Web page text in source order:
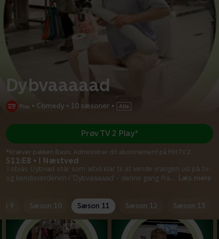
Dybvaaaaad
• Comedy • 10 sæsoner •
S11:E8 • I Næstved
Tobias Dybvad står som altid klar til at vende vrangen ud på tv-
og kendisverdenen i 'Dybvaaaaad' - denne gang fra
Læs mere
Prøv TV 2 Play*
*Kræver pakken Basis. Administrer dit abonnement på Mit TV 2.
9 Sæson 10 Sæson 11 Sæson 12 Sæson 13